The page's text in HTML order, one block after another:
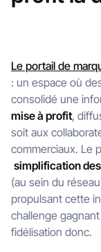
Le portail de
: un espace où
consolidé une
mise à profit,
soit aux
commerciaux. Le
simplification
(au sein du
propulsant cette
challenge
fidélisation donc.